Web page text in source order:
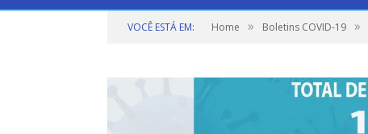
VOCÊ ESTÁ EM: Home » Boletins COVID-19 »